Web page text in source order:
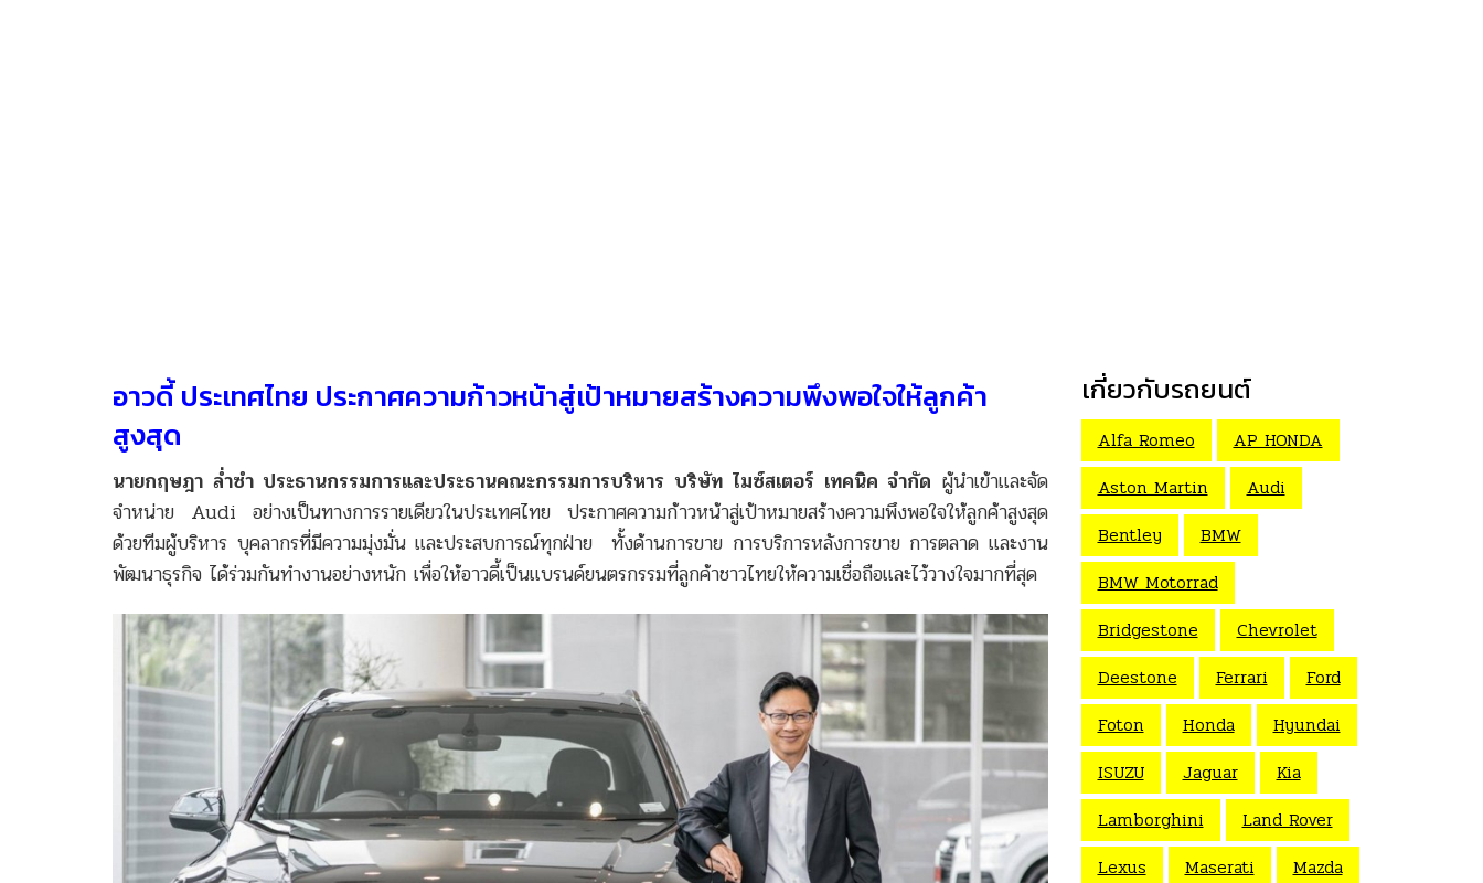
อาวดี้ ประเทศไทย ประกาศความก้าวหน้าสู่เป้าหมายสร้างความพึงพอใจให้ลูกค้า
สูงสุด
นายกฤษฎา ล่ำซำ ประธานกรรมการและประธานคณะกรรมการบริหาร บริษัท ไมซ์สเตอร์ เทคนิค จำกัด ผู้นำเข้าและจัด
จำหน่าย Audi อย่างเป็นทางการรายเดียวในประเทศไทย ประกาศความก้าวหน้าสู่เป้าหมายสร้างความพึงพอใจให้ลูกค้าสูงสุด
ด้วยทีมผู้บริหาร บุคลากรที่มีความมุ่งมั่น และประสบการณ์ทุกฝ่าย ทั้งด้านการขาย การบริการหลังการขาย การตลาด และงาน
พัฒนาธุรกิจ ได้ร่วมกันทำงานอย่างหนัก เพื่อให้อาวดี้เป็นแบรนด์ยนตรกรรมที่ลูกค้าชาวไทยให้ความเชื่อถือและไว้วางใจมากที่สุด
เกี่ยวกับรถยนต์
Alfa Romeo
AP HONDA
Aston Martin
Audi
Bentley
BMW
BMW Motorrad
Bridgestone
Chevrolet
Deestone
Ferrari
Ford
Foton
Honda
Hyundai
ISUZU
Jaguar
Kia
Lamborghini
Land Rover
Lexus
Maserati
Mazda